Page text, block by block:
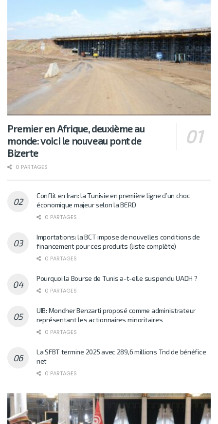
Premier en Afrique, deuxième au
monde: voici le nouveau pont de
Bizerte
0 PARTAGES
Conflit en Iran: la Tunisie en première ligne d’un choc
économique majeur selon la BERD
0 PARTAGES
Importations: la BCT impose de nouvelles conditions de
financement pour ces produits (liste complète)
0 PARTAGES
Pourquoi la Bourse de Tunis a-t-elle suspendu UADH ?
0 PARTAGES
UIB: Mondher Benzarti proposé comme administrateur
représentant les actionnaires minoritaires
0 PARTAGES
La SFBT termine 2025 avec 289,6 millions Tnd de bénéfice
net
0 PARTAGES